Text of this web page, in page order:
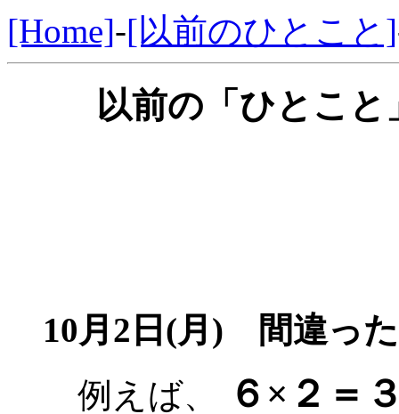
[Home]-[以前のひとこと]
以前の「ひとこ
10月2日(月) 間違っ
例えば、
６×２＝